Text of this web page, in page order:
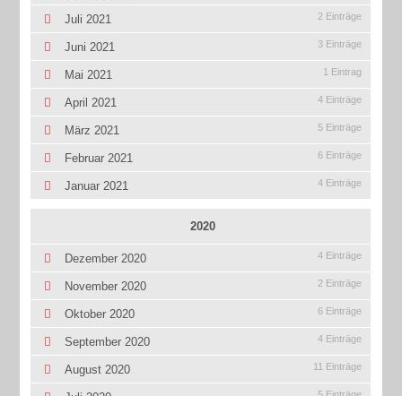
Juli 2021 2 Einträge
Juni 2021 3 Einträge
Mai 2021 1 Eintrag
April 2021 4 Einträge
März 2021 5 Einträge
Februar 2021 6 Einträge
Januar 2021 4 Einträge
2020
Dezember 2020 4 Einträge
November 2020 2 Einträge
Oktober 2020 6 Einträge
September 2020 4 Einträge
August 2020 11 Einträge